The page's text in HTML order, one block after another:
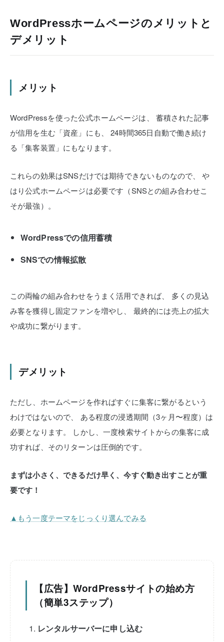
WordPressホームページのメリットと
デメリット
メリット
WordPressを使った公式ホームページは、
蓄積された記事
が信用を生む「資産」にも、
24時間365日自動で働き続け
る「集客装置」にもなります。
これらの効果はSNSだけでは期待できないものなので、
や
はり公式ホームページは必要です（SNSとの組み合わせこ
そが最強）。
WordPressでの信用蓄積
SNSでの情報拡散
この両輪の組み合わせをうまく活用できれば、
多くの見込
み客を獲得し固定ファンを増やし、
最終的には売上の拡大
や成功に繋がります。
デメリット
ただし、ホームページを作ればすぐに集客に繋がるという
わけではないので、
ある程度の浸透期間（3ヶ月〜程度）は
必要となります。
しかし、一度検索サイトからの集客に成
功すれば、そのリターンは圧倒的です。
まずは小さく、できるだけ早く、今すぐ動き出すことが重
要です！
▲もう一度テーマをじっくり選んでみる
【広告】WordPressサイトの始め方
（簡単3ステップ）
レンタルサーバーに申し込む